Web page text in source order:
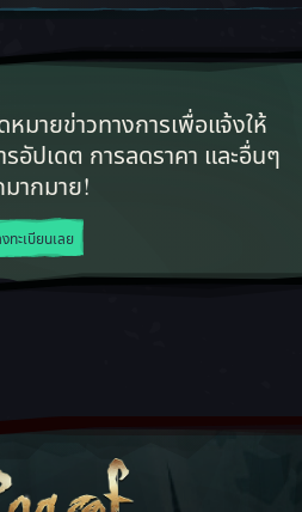
มายข่าวทางการเพื่อแจ้งให้
อัปเดต การลดราคา และอื่นๆ
ากมาย!
ทะเบียนเลย